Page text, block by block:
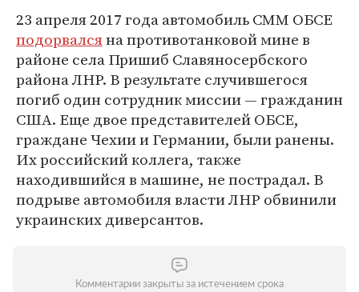
23 апреля 2017 года автомобиль СММ ОБСЕ
подорвалсяна противотанковой мине в
районе села Пришиб Славяносербского
района ЛНР. В результате случившегося
погиб один сотрудник миссии — гражданин
США. Еще двое представителей ОБСЕ,
граждане Чехии и Германии, были ранены.
Их российский коллега, также
находившийся в машине, не пострадал. В
подрыве автомобиля власти ЛНР обвинили
украинских диверсантов.
Комментарии закрыты за истечением срока